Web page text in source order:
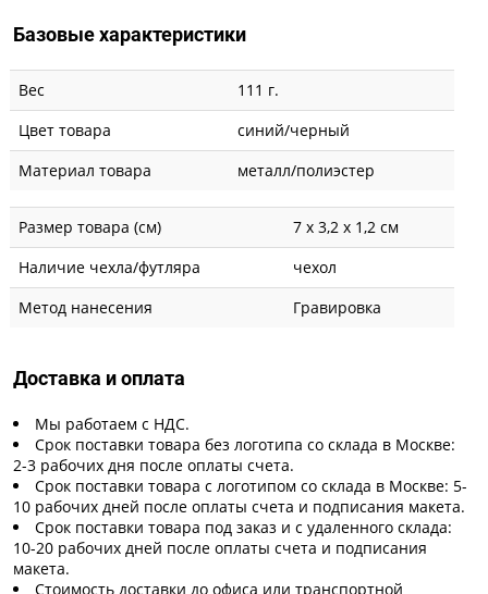
Базовые характеристики
Вес
111 г.
Цвет товара
синий/черный
Материал товара
металл/полиэстер
Размер товара (см)
7 х 3,2 х 1,2 см
Наличие чехла/футляра
чехол
Метод нанесения
Гравировка
Доставка и оплата
Мы работаем с НДС.
Срок поставки товара без логотипа со склада в Москве:
2-3 рабочих дня после оплаты счета.
Срок поставки товара с логотипом со склада в Москве: 5-
10 рабочих дней после оплаты счета и подписания макета.
Срок поставки товара под заказ и с удаленного склада:
10-20 рабочих дней после оплаты счета и подписания
макета.
Стоимость доставки до офиса или транспортной